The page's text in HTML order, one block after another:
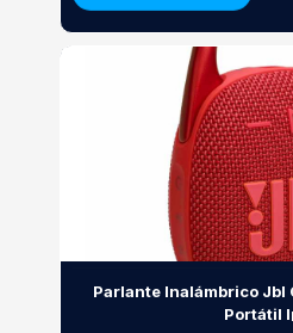
Parlante Inalámbrico Jbl
Portátil